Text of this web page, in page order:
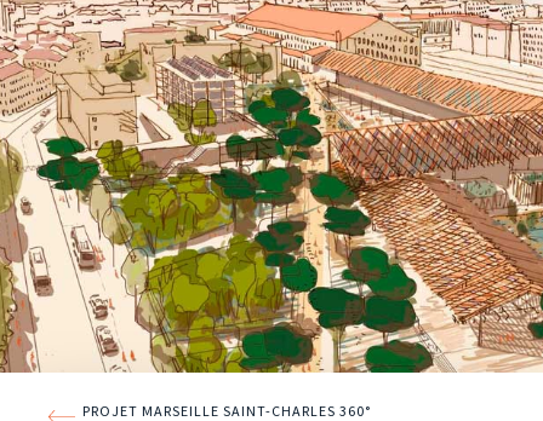
PROJET MARSEILLE SAINT-CHARLES 360°